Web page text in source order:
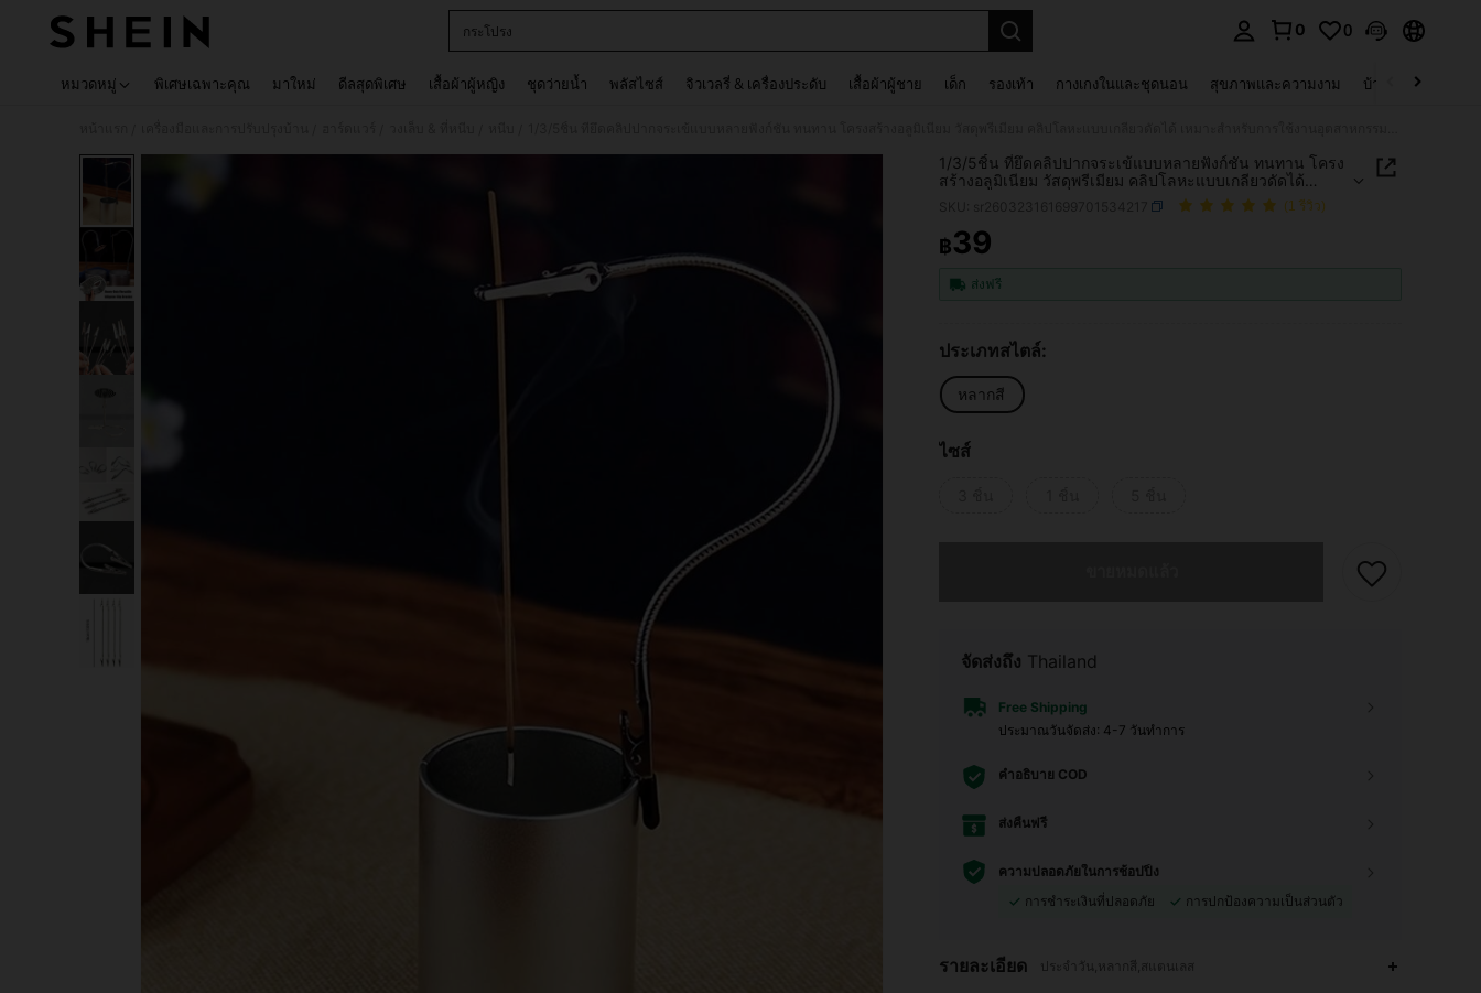
กระโปรง
0 0
หมวดหมู่ พิเศษเฉพาะคุณ มาใหม่ ดีลสุดพิเศษ เสื้อผ้าผู้หญิง ชุดว่ายน้ำ พลัสไซส์ จิวเวลรี่ & เครื่องประดับ เสื้อผ้าผู้ชาย เด็ก รองเท้า กางเกงในและชุดนอน สุขภาพและความงาม บ้านและที่อยู่อาศัย
1/3/5ชิ้น ที่ยึดคลิปปากจระเข้แบบหลายฟังก์ชัน ทนทาน โครง
สร้างอลูมิเนียม วัสดุพรีเมียม คลิปโลหะแบบเกลียวดัดได้
เหมาะสำหรับการใช้งานอุตสาหกรรมต่างๆ อุปกรณ์สำนักงาน
บ้าน และห้องปฏิบัติการ สำหรับติดโน้ตและสายไฟ จัดการสาย
ไฟ เหมาะสำหรับพนักงานออฟฟิศ
(1 รีวิว)
PRICE AND AVAILABILITY
฿39
ส่งฟรี
ประเภทสไตล์:
หลากสี
ไซส์
จัดส่งถึง Thailand
Free Shipping
ประมาณวันจัดส่ง: 4-7 วันทำการ
คำอธิบาย COD
ส่งคืนฟรี
ความปลอดภัยในการช้อปปิ้ง
การชำระเงินที่ปลอดภัย
การปกป้องความเป็นส่วนตัว
รายละเอียด ประจำวัน,หลากสี,สแตนเลส
4.62